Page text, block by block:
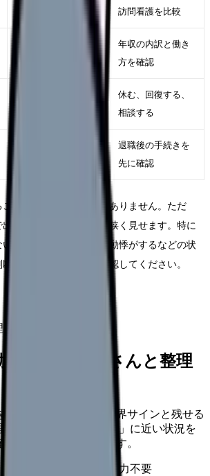
訪問看護を比較
年収の内訳と働き
方を確認
休む、回復する、
相談する
退職後の手続きを
先に確認
こと自体は悪いことではありません。ただ
した結論は、選択肢を狭く見せます。特に
、涙が出る、出勤前に動悸がするなどの状
より先に休む手段を確認してください。
」を、カンゴさんと整理
急いで決める前に、限界サインと残せる
します。 「休職・異動」に近い状況を
することまで進めます。
売りなし
病院名は入力不要